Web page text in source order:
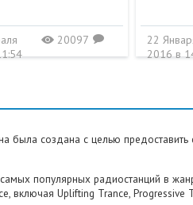
11 Июл 2026 18:02, на СберБанк
комментарий не
02 Июл 2026 13:10, на
Июнь 2026
a 20097 B
22
2016 в
была создана с целью предоставить
популярных радиостанций в
включая Uplifting Trance, Progressive